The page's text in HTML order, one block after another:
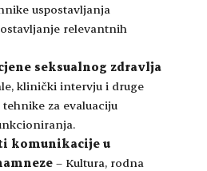
uspostavljanja
relevantnih
seksualnog zdravlja
klinički intervju i druge
za evaluaciju
komunikacije u
– Kultura, rodna